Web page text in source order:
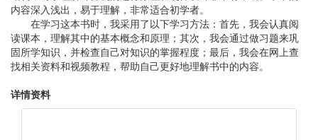
内容深入浅出，易于理解，非常适合初学者。
在学习这本书时，我采用了以下学习方法：首先，我会认真阅
读课本，理解其中的基本概念和原理；其次，我会通过做习题来巩
固所学知识，并检查自己对知识的掌握程度；最后，我会在网上查
找相关资料和视频教程，帮助自己更好地理解书中的内容。
详情资料